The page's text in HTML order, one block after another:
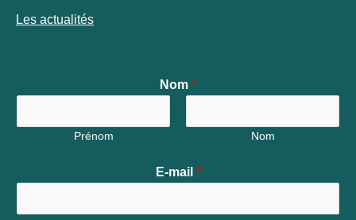
Les actualités
Nom *
Prénom Nom
E-mail *